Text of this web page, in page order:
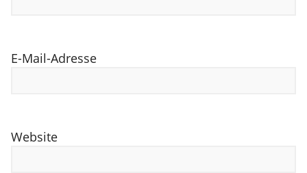
E-Mail-Adresse
Website